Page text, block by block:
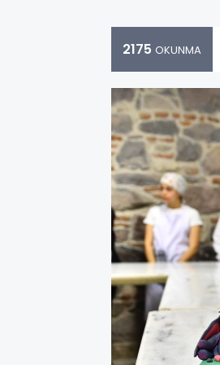
2175 OKUNMA